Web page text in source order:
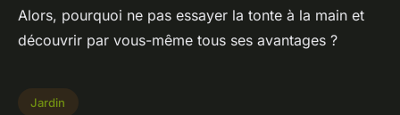
Alors, pourquoi ne pas essayer la tonte à la main et
découvrir par vous-même tous ses avantages ?
Jardin